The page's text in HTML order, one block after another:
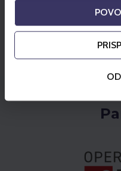
Yoga & Pilates with